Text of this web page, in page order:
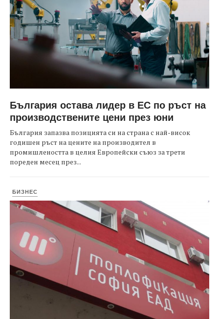
България остава лидер в ЕС по ръст на
производствените цени през юни
България запазва позицията си на страна с най-висок
годишен ръст на цените на производител в
промишлеността в целия Европейски съюз за трети
пореден месец през...
БИЗНЕС